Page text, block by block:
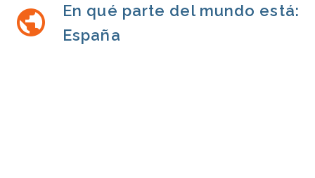


En qué parte del mundo está:
España